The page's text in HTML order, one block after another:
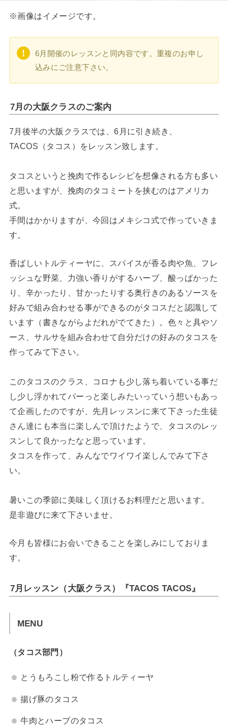
※画像はイメージです。
6月開催のレッスンと同内容です。重複のお申し
込みにご注意下さい。
7月の大阪クラスのご案内
7月後半の大阪クラスでは、6月に引き続き、
TACOS（タコス）をレッスン致します。
タコスというと挽肉で作るレシピを想像される方も多い
と思いますが、挽肉のタコミートを挟むのはアメリカ
式。
手間はかかりますが、今回はメキシコ式で作っていきま
す。
香ばしいトルティーヤに、スパイスが香る肉や魚、フレ
ッシュな野菜、力強い香りがするハーブ、酸っぱかった
り、辛かったり、甘かったりする奥行きのあるソースを
好みで組み合わせる事ができるのがタコスだと認識して
います（書きながらよだれがでてきた）。色々と具やソ
ース、サルサを組み合わせて自分だけの好みのタコスを
作ってみて下さい。
このタコスのクラス、コロナも少し落ち着いている事だ
し少し浮かれてパーっと楽しみたいっていう想いもあっ
て企画したのですが、先月レッスンに来て下さった生徒
さん達にも本当に楽しんで頂けたようで、タコスのレッ
スンして良かったなと思っています。
タコスを作って、みんなでワイワイ楽しんでみて下さ
い。
暑いこの季節に美味しく頂けるお料理だと思います。
是非遊びに来て下さいませ。
今月も皆様にお会いできることを楽しみにしておりま
す。
7月レッスン（大阪クラス）『TACOS TACOS』
MENU
（タコス部門）
とうもろこし粉で作るトルティーヤ
揚げ豚のタコス
牛肉とハーブのタコス